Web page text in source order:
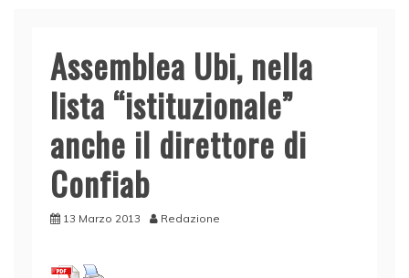
Assemblea Ubi, nella
lista “istituzionale”
anche il direttore di
Confiab
13 Marzo 2013 Redazione